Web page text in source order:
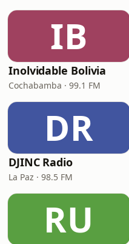
IB
Inolvidable Bolivia
Cochabamba · 99.1 FM
DR
DJINC Radio
La Paz · 98.5 FM
RU